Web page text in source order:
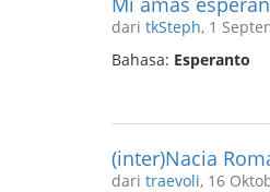
dari tkSteph, 1
Bahasa: Esperanto
(inter)Nacia
dari traevoli, 16